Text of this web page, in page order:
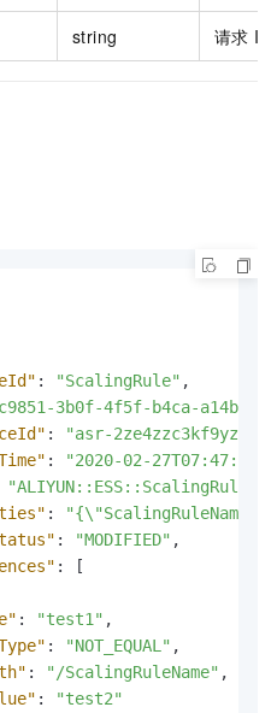
string 请求 ID
: "ScalingRule" ,
3b0f-4f5f-b4ca-
:
"asr-
: "2020-02-27T07:47:47"
"ALIYUN::ESS::ScalingRule"
:
: "MODIFIED" ,
:
[
: "test1" ,
: "NOT_EQUAL" ,
: "/ScalingRuleName" ,
:
"test2"